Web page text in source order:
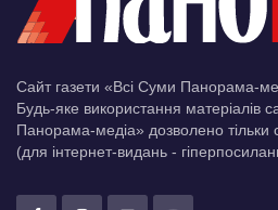
Сайт газети «Всі Суми Панорама-
Будь-яке використання матеріалів
Панорама-медіа» дозволено
(для інтернет-видань -